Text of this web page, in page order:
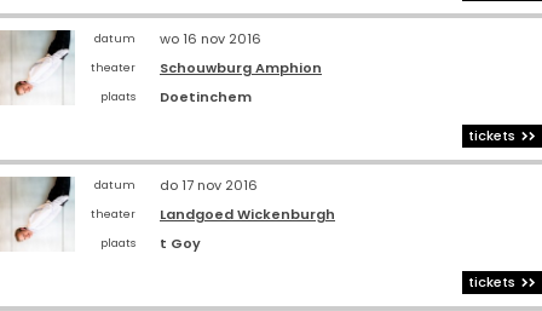
datum wo 16 nov 2016
theater Schouwburg Amphion
plaats
Doetinchem
tickets
datum do 17 nov 2016
theater Landgoed Wickenburgh
plaats
t Goy
tickets